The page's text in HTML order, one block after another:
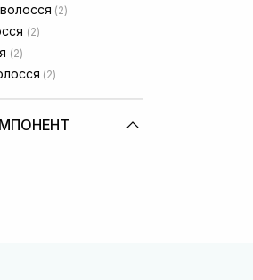
(2)
(2)
(2)
(2)